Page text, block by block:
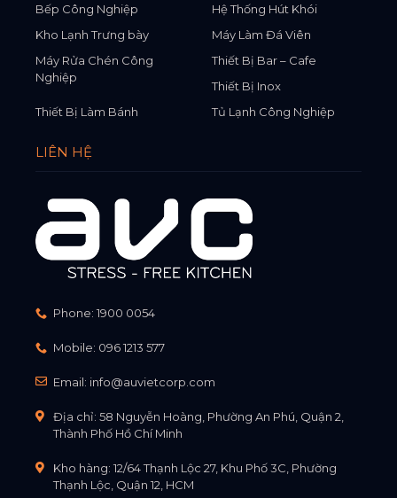
Bếp Công Nghiệp
Hệ Thống Hút Khói
Kho Lạnh Trưng bày
Máy Làm Đá Viên
Máy Rửa Chén Công
Nghiệp
Thiết Bị Bar – Cafe
Thiết Bị Inox
Thiết Bị Làm Bánh
Tủ Lạnh Công Nghiệp
LIÊN HỆ
Phone: 1900 0054
Mobile: 096 1213 577
Email: info@auvietcorp.com
Địa chỉ: 58 Nguyễn Hoàng, Phường An Phú, Quận 2,
Thành Phố Hồ Chí Minh
Kho hàng: 12/64 Thạnh Lộc 27, Khu Phố 3C, Phường
Thạnh Lộc, Quận 12, HCM